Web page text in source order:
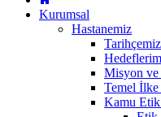
Kurumsal
Hastanemiz
Tarihçemiz
Misyon
Temel
Kamu Etik